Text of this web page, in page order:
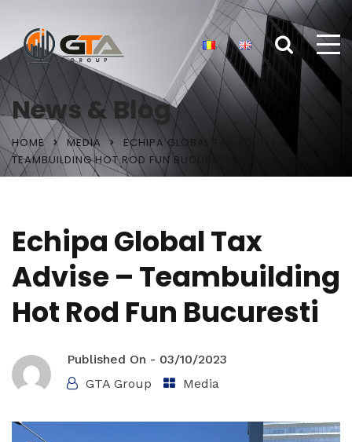
News & Blog
HOME MEDIA
ECHIPA GLOBAL TAX ADVISE –
TEAMBUILDING HOT ROD FUN BUCURESTI
Echipa Global Tax
Advise – Teambuilding
Hot Rod Fun Bucuresti
Published On - 03/10/2023
GTA Group
Media